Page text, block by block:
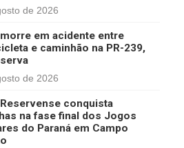
de 2026
em acidente entre
e caminhão na PR-239,
de 2026
conquista
na fase final dos Jogos
do Paraná em Campo